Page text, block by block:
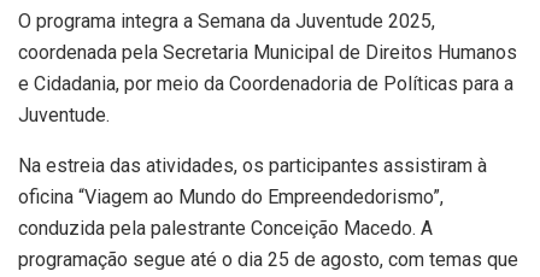
O programa integra a Semana da Juventude 2025,
coordenada pela Secretaria Municipal de Direitos Humanos
e Cidadania, por meio da Coordenadoria de Políticas para a
Juventude.
Na estreia das atividades, os participantes assistiram à
oficina “Viagem ao Mundo do Empreendedorismo”,
conduzida pela palestrante Conceição Macedo. A
programação segue até o dia 25 de agosto, com temas que